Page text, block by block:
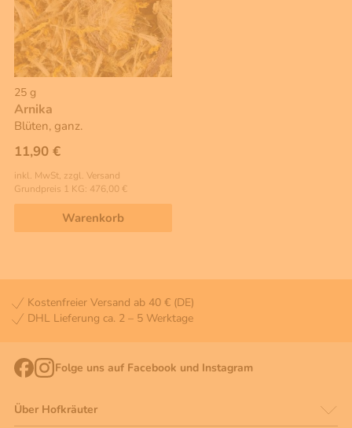
25 g
Arnika
Blüten, ganz.
11,90 €
inkl. MwSt, zzgl. Versand
Grundpreis 1 KG: 476,00 €
Warenkorb
Kostenfreier Versand ab 40 € (DE)
DHL Lieferung ca. 2 – 5 Werktage
Folge uns auf Facebook und Instagram
Über Hofkräuter